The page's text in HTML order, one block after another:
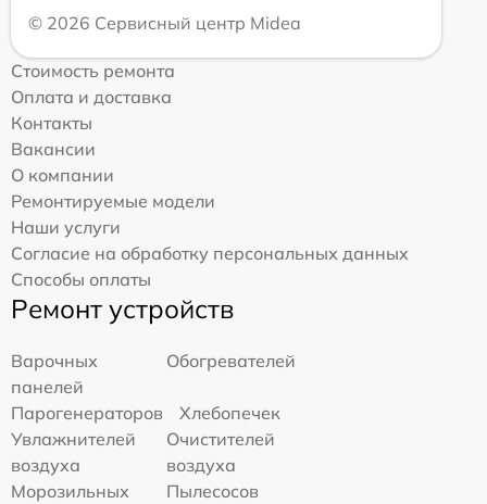
© 2026 Сервисный центр Midea
Стоимость ремонта
Оплата и доставка
Контакты
Вакансии
О компании
Ремонтируемые модели
Наши услуги
Согласие на обработку персональных данных
Способы оплаты
Ремонт устройств
Варочных
панелей
Обогревателей
Парогенераторов
Хлебопечек
Увлажнителей
воздуха
Очистителей
воздуха
Морозильных
Пылесосов